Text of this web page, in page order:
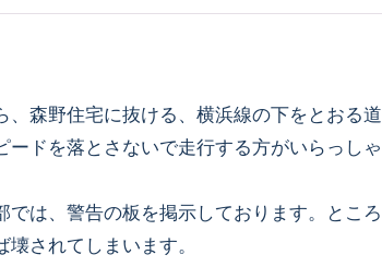
森野住宅に抜ける、横浜線の下をとおる道
ードを落とさないで走行する方がいらっしゃ
は、警告の板を掲示しております。ところ
されてしまいます。